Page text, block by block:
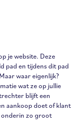
je website. Deze
pad en tijdens dit pad
waar eigenlijk?
wat ze op jullie
blijft een
aankoop doet of klant
onderin zo groot